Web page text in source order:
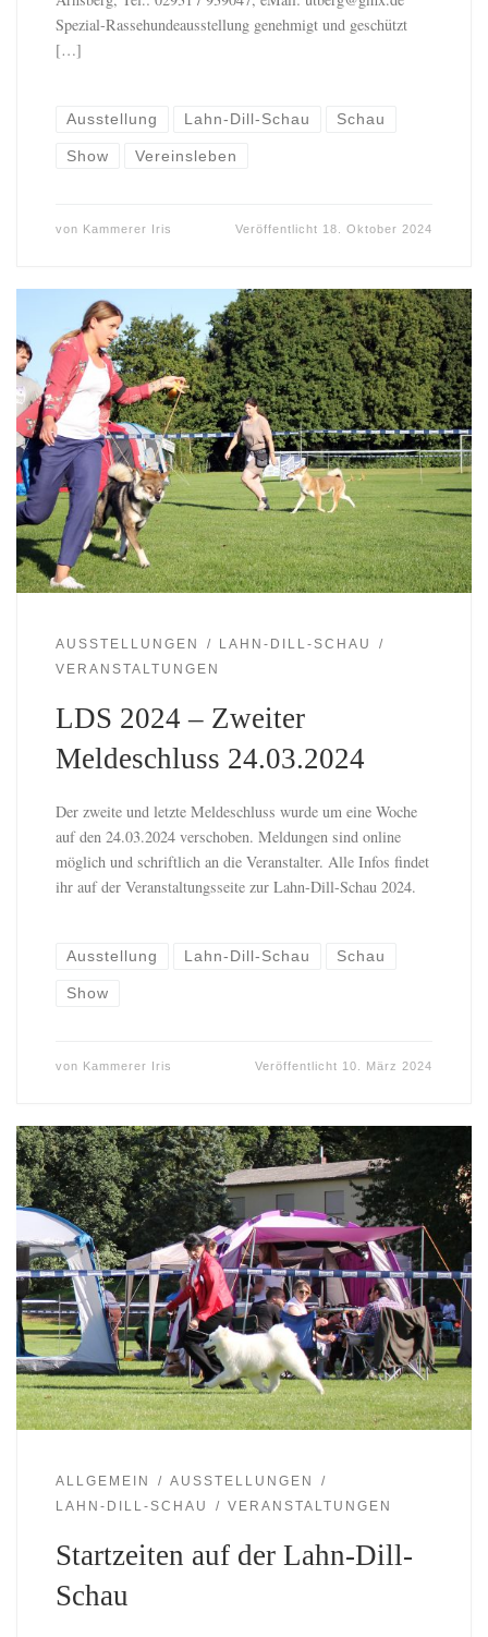
Spezial-Rassehundeausstellung genehmigt und geschützt
[…]
Ausstellung Lahn-Dill-Schau Schau
Show Vereinsleben
von Kammerer Iris Veröffentlicht 18. Oktober 2024
AUSSTELLUNGEN
LAHN-DILL-SCHAU
VERANSTALTUNGEN
LDS 2024 – Zweiter
Meldeschluss 24.03.2024
Der zweite und letzte Meldeschluss wurde um eine Woche
auf den 24.03.2024 verschoben. Meldungen sind online
möglich und schriftlich an die Veranstalter. Alle Infos findet
ihr auf der Veranstaltungsseite zur Lahn-Dill-Schau 2024.
Ausstellung Lahn-Dill-Schau Schau
Show
von Kammerer Iris Veröffentlicht 10. März 2024
ALLGEMEIN
AUSSTELLUNGEN
LAHN-DILL-SCHAU
VERANSTALTUNGEN
Startzeiten auf der Lahn-Dill-
Schau